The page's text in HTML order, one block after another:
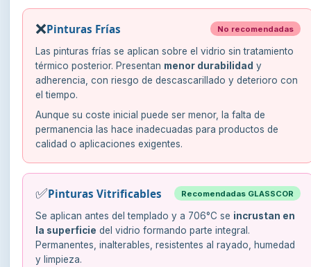
❌Pinturas Frías No recomendadas
Las pinturas frías se aplican sobre el vidrio sin tratamiento
térmico posterior. Presentan menor durabilidad y
adherencia, con riesgo de descascarillado y deterioro con
el tiempo.
Aunque su coste inicial puede ser menor, la falta de
permanencia las hace inadecuadas para productos de
calidad o aplicaciones exigentes.
✅Pinturas Vitrificables Recomendadas GLASSCOR
Se aplican antes del templado y a 706°C se incrustan en
la superficie del vidrio formando parte integral.
Permanentes, inalterables, resistentes al rayado, humedad
y limpieza.